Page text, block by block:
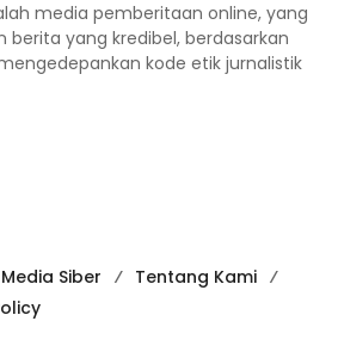
media pemberitaan online, yang
berita yang kredibel, berdasarkan
kode etik jurnalistik
Siber
Tentang Kami